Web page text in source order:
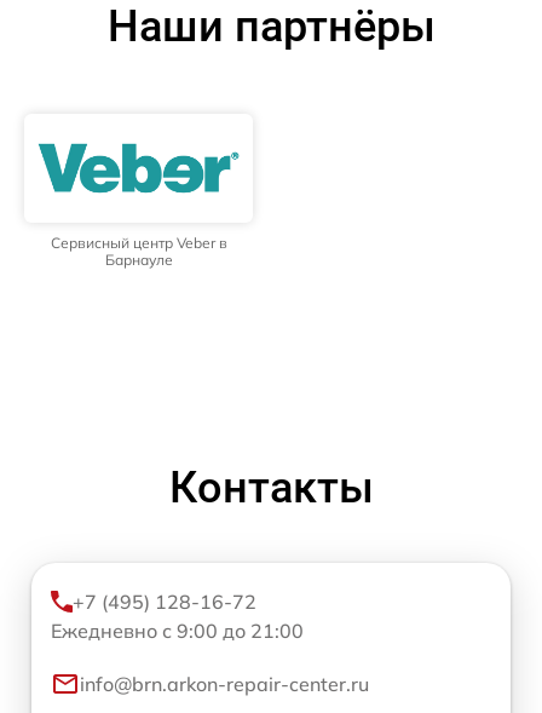
Наши партнёры
Сервисный центр Veber в
Барнауле
Контакты
+7 (495) 128-16-72
Ежедневно с 9:00 до 21:00
info@brn.arkon-repair-center.ru